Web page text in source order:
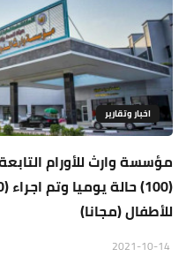
اخبار وتقارير
مؤسسة وارث للأورام
للأطفال (مجانا)